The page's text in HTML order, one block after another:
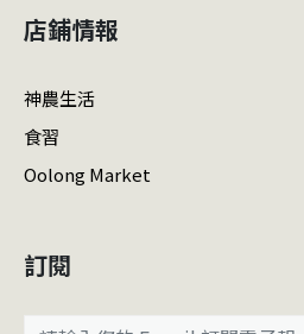
店鋪情報
神農生活
食習
Oolong Market
訂閱